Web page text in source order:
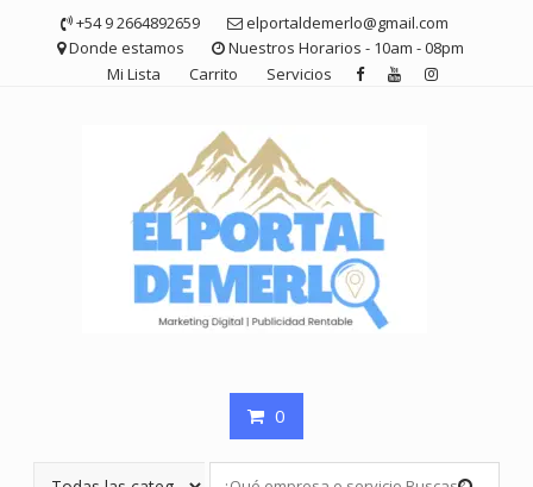
contenido
+54 9 2664892659
elportaldemerlo@gmail.com
Donde estamos
Nuestros Horarios - 10am - 08pm
Mi Lista
Carrito Servicios
0